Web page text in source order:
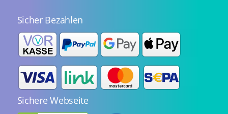
Sicher Bezahlen
Sichere Webseite